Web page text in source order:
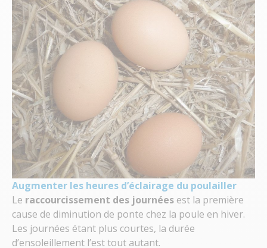
Augmenter les heures d’éclairage du poulailler
Le raccourcissement des journées est la première
cause de diminution de ponte chez la poule en hiver.
Les journées étant plus courtes, la durée
d’ensoleillement l’est tout autant.